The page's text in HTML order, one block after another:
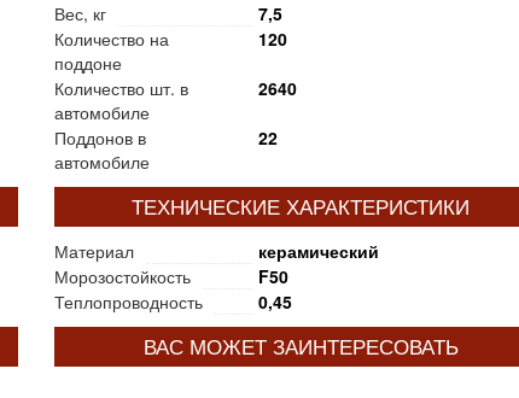
Вес, кг
7,5
Количество на
поддоне
120
Количество шт. в
автомобиле
2640
Поддонов в
автомобиле
22
ТЕХНИЧЕСКИЕ ХАРАКТЕРИСТИКИ
Материал
керамический
Морозостойкость
F50
Теплопроводность
0,45
ВАС МОЖЕТ ЗАИНТЕРЕСОВАТЬ